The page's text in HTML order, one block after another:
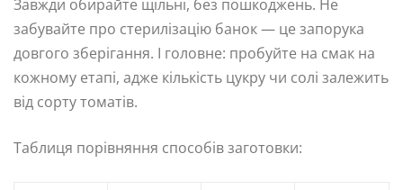
Завжди обирайте щільні, без пошкоджень. Не
забувайте про стерилізацію банок — це запорука
довгого зберігання. І головне: пробуйте на смак на
кожному етапі, адже кількість цукру чи солі залежить
від сорту томатів.
Таблиця порівняння способів заготовки: